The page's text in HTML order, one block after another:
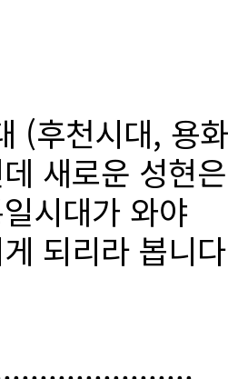
(후천시대, 용
새로운 성현
시대가 와야
되리라 봅니